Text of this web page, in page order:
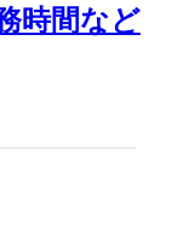
時間など